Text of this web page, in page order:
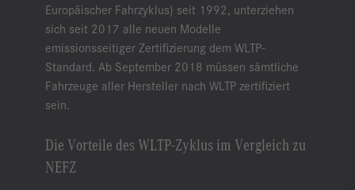
Europäischer Fahrzyklus) seit 1992, unterziehen
sich seit 2017 alle neuen Modelle
emissionsseitiger Zertifizierung dem WLTP-
Standard. Ab September 2018 müssen sämtliche
Fahrzeuge aller Hersteller nach WLTP zertifiziert
sein.
Die Vorteile des WLTP-Zyklus im Vergleich zu
NEFZ